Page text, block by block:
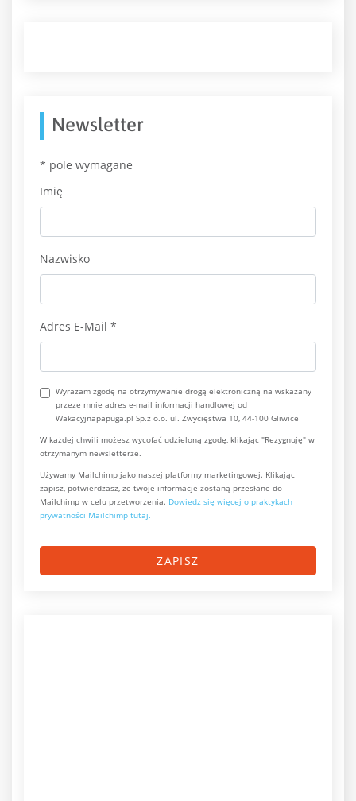
Newsletter
* pole wymagane
Imię
Nazwisko
Adres E-Mail *
Wyrażam zgodę na otrzymywanie drogą elektroniczną na wskazany
przeze mnie adres e-mail informacji handlowej od
Wakacyjnapapuga.pl Sp.z o.o. ul. Zwycięstwa 10, 44-100 Gliwice
W każdej chwili możesz wycofać udzieloną zgodę, klikając "Rezygnuję" w
otrzymanym newsletterze.
Używamy Mailchimp jako naszej platformy marketingowej. Klikając
zapisz, potwierdzasz, że twoje informacje zostaną przesłane do
Mailchimp w celu przetworzenia. Dowiedz się więcej o praktykach
prywatności Mailchimp tutaj.
ZAPISZ